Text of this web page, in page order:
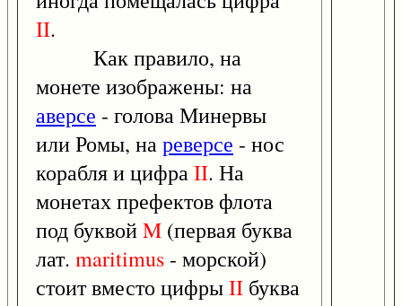
II.
Как правило, на
монете изображены: на
аверсе - голова Минервы
или Ромы, нареверсе - нос
корабля и цифраII. На
монетах префектов флота
под буквойM (первая буква
лат. maritimus - морской)
стоит вместо цифрыII буква